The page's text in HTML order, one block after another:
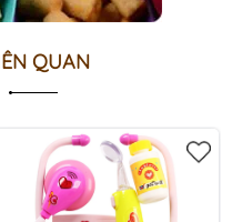
QUAN